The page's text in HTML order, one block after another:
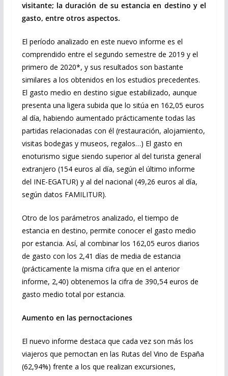
visitante; la duración de su estancia en destino y el
gasto, entre otros aspectos.
El período analizado en este nuevo informe es el
comprendido entre el segundo semestre de 2019 y el
primero de 2020*, y sus resultados son bastante
similares a los obtenidos en los estudios precedentes.
El gasto medio en destino sigue estabilizado, aunque
presenta una ligera subida que lo sitúa en 162,05 euros
al día, habiendo aumentado prácticamente todas las
partidas relacionadas con él (restauración, alojamiento,
visitas bodegas y museos, regalos…) El gasto en
enoturismo sigue siendo superior al del turista general
extranjero (154 euros al día, según el último informe
del INE-EGATUR) y al del nacional (49,26 euros al día,
según datos FAMILITUR).
Otro de los parámetros analizado, el tiempo de
estancia en destino, permite conocer el gasto medio
por estancia. Así, al combinar los 162,05 euros diarios
de gasto con los 2,41 días de media de estancia
(prácticamente la misma cifra que en el anterior
informe, 2,40) obtenemos la cifra de 390,54 euros de
gasto medio total por estancia.
Aumento en las pernoctaciones
El nuevo informe destaca que cada vez son más los
viajeros que pernoctan en las Rutas del Vino de España
(62,94%) frente a los que realizan excursiones,